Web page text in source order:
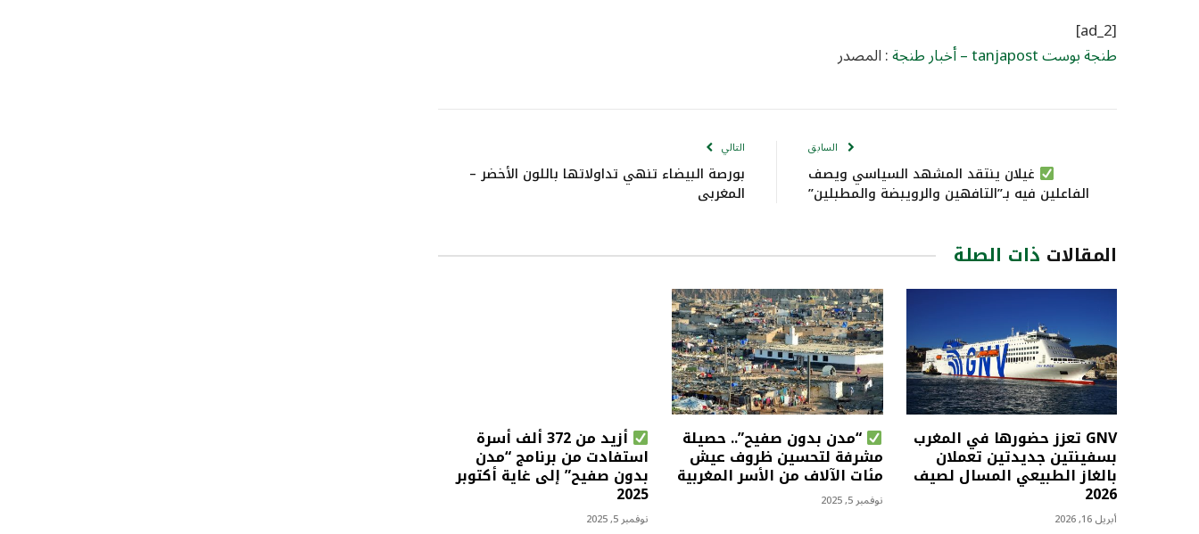
[ad_2]
طنجة بوست tanjapost – أخبار طنجة
: المصدر
السابق
غيلان ينتقد المشهد السياسي ويصف
الفاعلين فيه بـ”التافهين والرويبضة والمطبلين”
التالي
بورصة البيضاء تنهي تداولاتها باللون الأخضر –
المغربي
المقالات ذات الصلة
GNV تعزز حضورها في المغرب
بسفينتين جديدتين تعملان
بالغاز الطبيعي المسال لصيف
2026
أبريل 16, 2026
“مدن بدون صفيح”.. حصيلة
مشرفة لتحسين ظروف عيش
مئات الآلاف من الأسر المغربية
نوفمبر 5, 2025
أزيد من 372 ألف أسرة
استفادت من برنامج “مدن
بدون صفيح” إلى غاية أكتوبر
2025
نوفمبر 5, 2025